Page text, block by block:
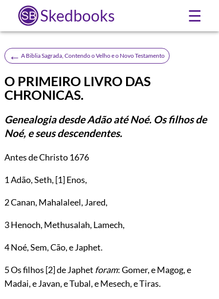
Skedbooks ☰
← A Biblia Sagrada, Contendo o Velho e o Novo Testamento
O PRIMEIRO LIVRO DAS
CHRONICAS.
Genealogia desde Adão até Noé. Os filhos de
Noé, e seus descendentes.
Antes de Christo 1676
1Adão, Seth, [1]Enos,
2 Canan, Mahalaleel, Jared,
3 Henoch, Methusalah, Lamech,
4 Noé, Sem, Cão, e Japhet.
5 Os filhos [2]de Japhet foram: Gomer, e Magog, e
Madai, e Javan, e Tubal, e Mesech, e Tiras.